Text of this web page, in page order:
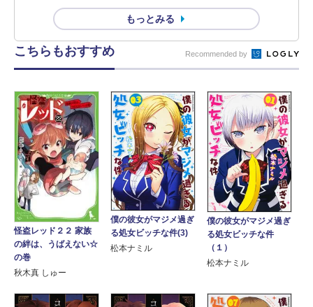
もっとみる
こちらもおすすめ Recommended by
怪盗レッド２２ 家族
の絆は、うばえない☆
の巻
秋木真 しゅー
僕の彼女がマジメ過ぎ
る処女ビッチな件(3)
松本ナミル
僕の彼女がマジメ過ぎ
る処女ビッチな件
（１）
松本ナミル